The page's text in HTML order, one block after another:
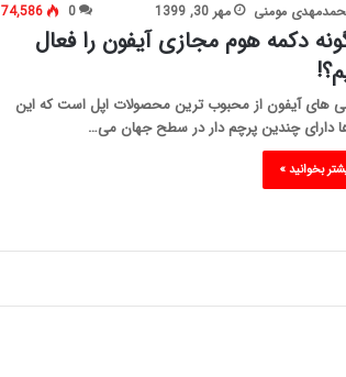
مومنی مهر 30, 1399 0
74,586
دکمه هوم مجازی آیفون را فعال
های آیفون از محبوب ترین محصولات اپل است که این
دارای چندین پرچم دار در سطح جهان می…
بخوانید »